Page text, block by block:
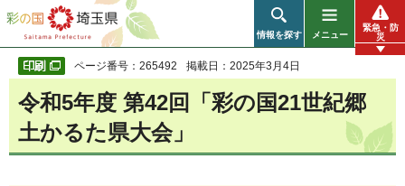
彩の国 埼玉県
情報を探す メニュー
緊急・防
災
ページ番号：265492 掲載日：2025年3月4日
令和5年度 第42回「彩の国21世紀郷
土かるた県大会」